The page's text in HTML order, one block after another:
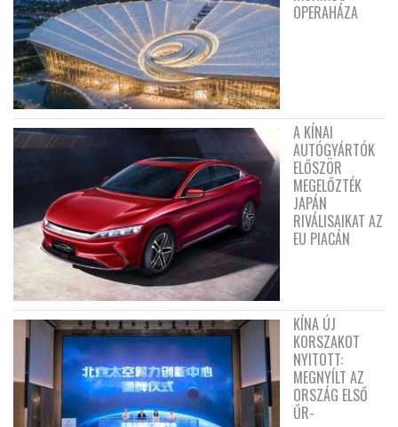
OPERAHÁZA
A KÍNAI
AUTÓGYÁRTÓK
ELŐSZÖR
MEGELŐZTÉK
JAPÁN
RIVÁLISAIKAT AZ
EU PIACÁN
KÍNA ÚJ
KORSZAKOT
NYITOTT:
MEGNYÍLT AZ
ORSZÁG ELSŐ
ŰR-